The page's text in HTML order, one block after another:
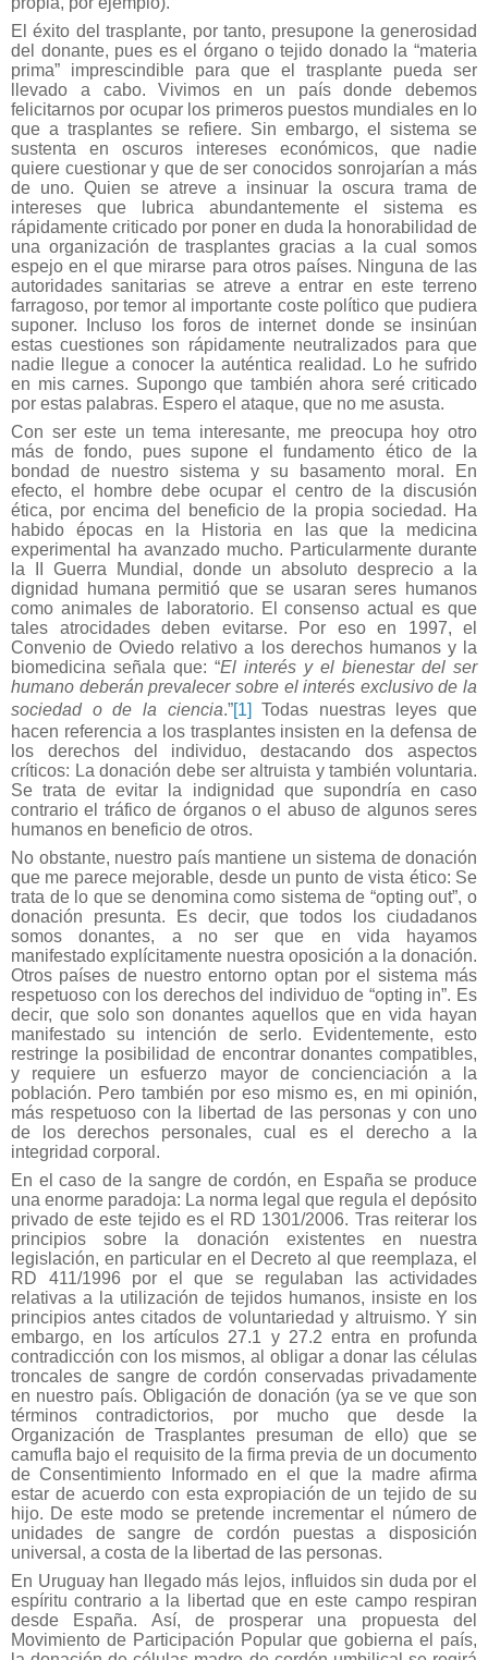
El éxito del trasplante, por tanto, presupone la generosidad
del donante, pues es el órgano o tejido donado la “materia
prima” imprescindible para que el trasplante pueda ser
llevado a cabo. Vivimos en un país donde debemos
felicitarnos por ocupar los primeros puestos mundiales en lo
que a trasplantes se refiere. Sin embargo, el sistema se
sustenta en oscuros intereses económicos, que nadie
quiere cuestionar y que de ser conocidos sonrojarían a más
de uno. Quien se atreve a insinuar la oscura trama de
intereses que lubrica abundantemente el sistema es
rápidamente criticado por poner en duda la honorabilidad de
una organización de trasplantes gracias a la cual somos
espejo en el que mirarse para otros países. Ninguna de las
autoridades sanitarias se atreve a entrar en este terreno
farragoso, por temor al importante coste político que pudiera
suponer. Incluso los foros de internet donde se insinúan
estas cuestiones son rápidamente neutralizados para que
nadie llegue a conocer la auténtica realidad. Lo he sufrido
en mis carnes. Supongo que también ahora seré criticado
por estas palabras. Espero el ataque, que no me asusta.
Con ser este un tema interesante, me preocupa hoy otro
más de fondo, pues supone el fundamento ético de la
bondad de nuestro sistema y su basamento moral. En
efecto, el hombre debe ocupar el centro de la discusión
ética, por encima del beneficio de la propia sociedad. Ha
habido épocas en la Historia en las que la medicina
experimental ha avanzado mucho. Particularmente durante
la II Guerra Mundial, donde un absoluto desprecio a la
dignidad humana permitió que se usaran seres humanos
como animales de laboratorio. El consenso actual es que
tales atrocidades deben evitarse. Por eso en 1997, el
Convenio de Oviedo relativo a los derechos humanos y la
biomedicina señala que: “El interés y el bienestar del ser
humano deberán prevalecer sobre el interés exclusivo de la
sociedad o de la ciencia.”[1] Todas nuestras leyes que
hacen referencia a los trasplantes insisten en la defensa de
los derechos del individuo, destacando dos aspectos
críticos: La donación debe ser altruista y también voluntaria.
Se trata de evitar la indignidad que supondría en caso
contrario el tráfico de órganos o el abuso de algunos seres
humanos en beneficio de otros.
No obstante, nuestro país mantiene un sistema de donación
que me parece mejorable, desde un punto de vista ético: Se
trata de lo que se denomina como sistema de “opting out”, o
donación presunta. Es decir, que todos los ciudadanos
somos donantes, a no ser que en vida hayamos
manifestado explícitamente nuestra oposición a la donación.
Otros países de nuestro entorno optan por el sistema más
respetuoso con los derechos del individuo de “opting in”. Es
decir, que solo son donantes aquellos que en vida hayan
manifestado su intención de serlo. Evidentemente, esto
restringe la posibilidad de encontrar donantes compatibles,
y requiere un esfuerzo mayor de concienciación a la
población. Pero también por eso mismo es, en mi opinión,
más respetuoso con la libertad de las personas y con uno
de los derechos personales, cual es el derecho a la
integridad corporal.
En el caso de la sangre de cordón, en España se produce
una enorme paradoja: La norma legal que regula el depósito
privado de este tejido es el RD 1301/2006. Tras reiterar los
principios sobre la donación existentes en nuestra
legislación, en particular en el Decreto al que reemplaza, el
RD 411/1996 por el que se regulaban las actividades
relativas a la utilización de tejidos humanos, insiste en los
principios antes citados de voluntariedad y altruismo. Y sin
embargo, en los artículos 27.1 y 27.2 entra en profunda
contradicción con los mismos, al obligar a donar las células
troncales de sangre de cordón conservadas privadamente
en nuestro país. Obligación de donación (ya se ve que son
términos contradictorios, por mucho que desde la
Organización de Trasplantes presuman de ello) que se
camufla bajo el requisito de la firma previa de un documento
de Consentimiento Informado en el que la madre afirma
estar de acuerdo con esta expropiación de un tejido de su
hijo. De este modo se pretende incrementar el número de
unidades de sangre de cordón puestas a disposición
universal, a costa de la libertad de las personas.
En Uruguay han llegado más lejos, influidos sin duda por el
espíritu contrario a la libertad que en este campo respiran
desde España. Así, de prosperar una propuesta del
Movimiento de Participación Popular que gobierna el país,